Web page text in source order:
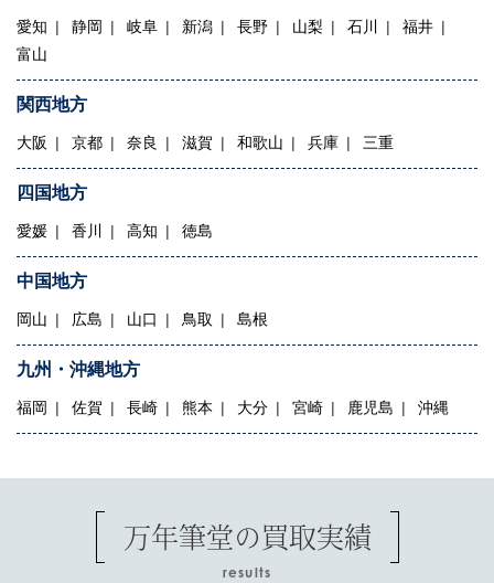
愛知 静岡 岐阜 新潟 長野 山梨 石川
福井
富山
関西地方
大阪 京都 奈良 滋賀 和歌山 兵庫 三重
四国地方
愛媛 香川 高知 徳島
中国地方
岡山 広島 山口 鳥取 島根
九州・沖縄地方
福岡 佐賀 長崎 熊本 大分 宮崎 鹿児島 沖縄
万年筆堂の買取実績
results